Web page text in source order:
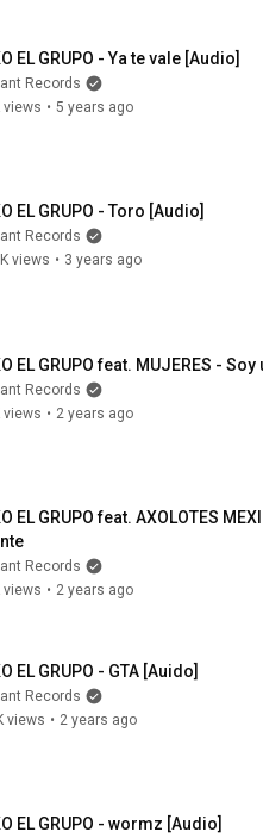
EL GRUPO - Ya te vale [Audio]
Records
views • 5 years ago
EL GRUPO - Toro [Audio]
Records
views • 3 years ago
EL GRUPO feat. MUJERES -
Records
views • 2 years ago
EL GRUPO feat. AXOLOTES
Records
views • 2 years ago
EL GRUPO - GTA [Auido]
Records
views • 2 years ago
EL GRUPO - wormz [Audio]